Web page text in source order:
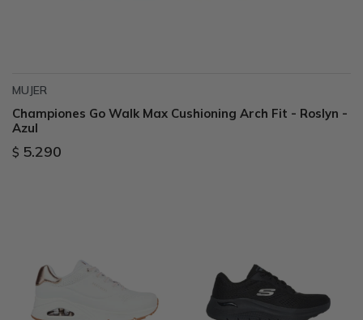
MUJER
Championes Go Walk Max Cushioning Arch Fit - Roslyn -
Azul
$ 5.290